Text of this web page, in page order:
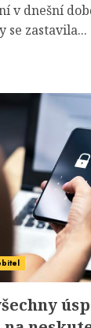
v dnešní
se zastavila...